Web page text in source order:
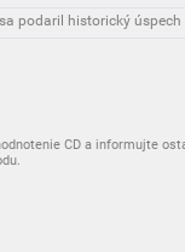
podaril historický úspech
CD a informujte